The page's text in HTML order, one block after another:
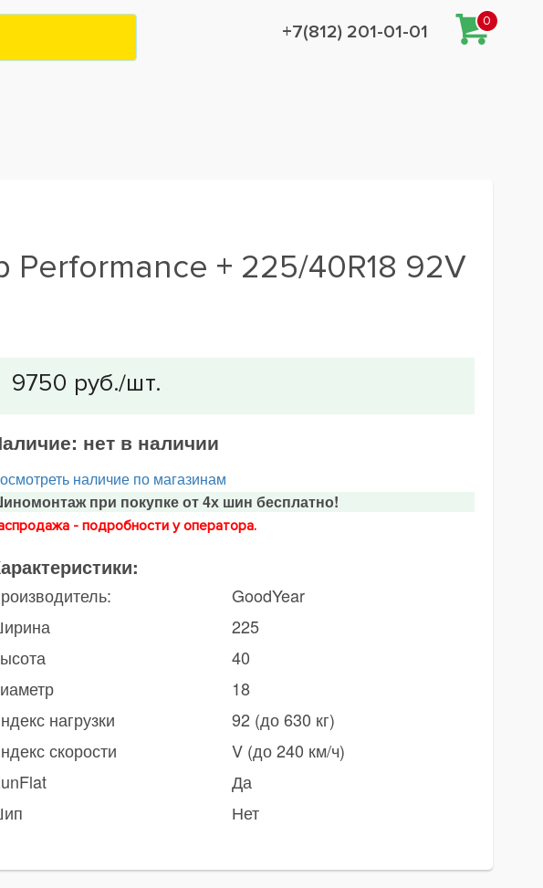
+7(812) 201-01-01
0
+ 225/40R18 92V
нет в наличии
наличие по магазинам
при покупке от 4х шин бесплатно!
- подробности у оператора.
GoodYear
225
40
18
нагрузки
92 (до 630 кг)
скорости
V (до 240 км/ч)
Да
Нет